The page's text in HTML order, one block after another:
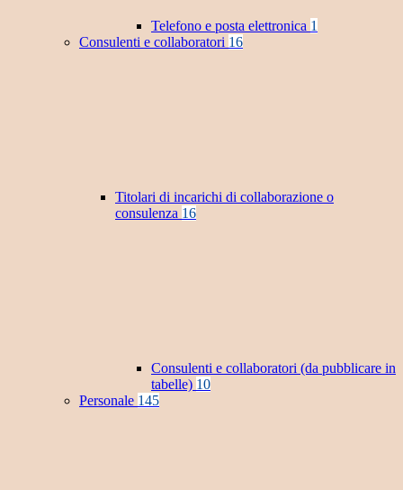
Telefono e posta elettronica 1
Consulenti e collaboratori 16
Titolari di incarichi di collaborazione o
consulenza 16
Consulenti e collaboratori (da pubblicare in
tabelle) 10
Personale 145